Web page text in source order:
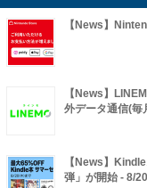
【News】
【News】
外データ通信(毎
【News】
弾」が開始 - 8/